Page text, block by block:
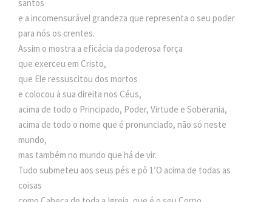
santos
e a incomensurável grandeza que representa o seu poder
para nós os crentes.
Assim o mostra a eficácia da poderosa força
que exerceu em Cristo,
que Ele ressuscitou dos mortos
e colocou à sua direita nos Céus,
acima de todo o Principado, Poder, Virtude e Soberania,
acima de todo o nome que é pronunciado, não só neste
mundo,
mas também no mundo que há de vir.
Tudo submeteu aos seus pés e pô 1’O acima de todas as
coisas